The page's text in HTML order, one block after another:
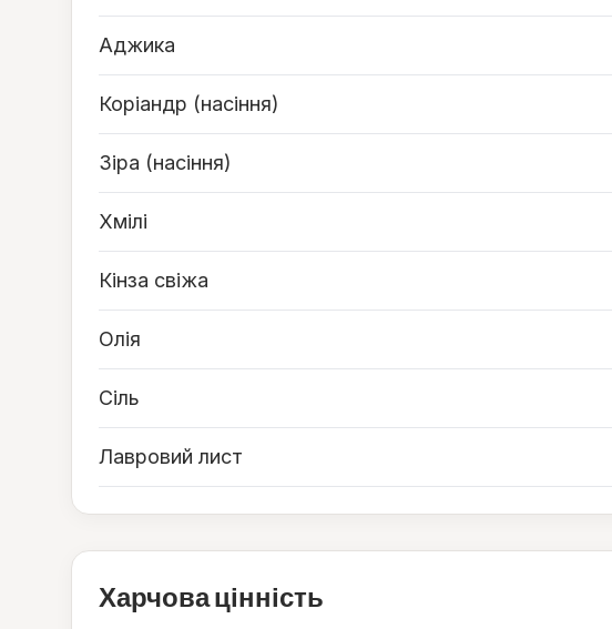
Аджика
Коріандр (насіння)
Зіра (насіння)
Хмілі
Кінза свіжа
Олія
Сіль
Лавровий лист
Харчова цінність